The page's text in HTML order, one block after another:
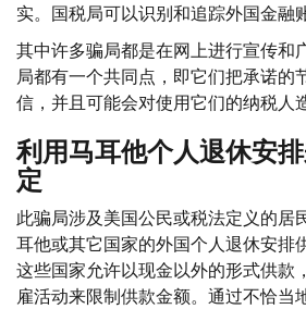
实。国税局可以识别和追踪外国金融
其中许多骗局都是在网上进行宣传和
局都有一个共同点，即它们把承诺的
信，并且可能会对使用它们的纳税人
利用马耳他个人退休安
定
此骗局涉及美国公民或税法定义的居
耳他或其它国家的外国个人退休安排
这些国家允许以现金以外的形式供款
雇活动来限制供款金额。通过不恰当